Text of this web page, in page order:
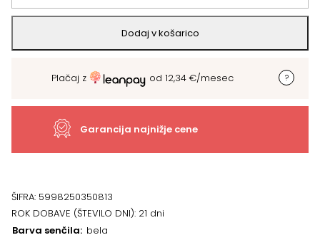
5081,
Renata
Dodaj v košarico
Plačaj z od 12,34 €/mesec
Garancija najnižje cene
ŠIFRA: 5998250350813
ROK DOBAVE (ŠTEVILO DNI): 21 dni
Barva senčila bela